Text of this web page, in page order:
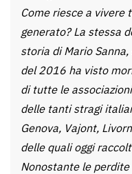
Come riesce a vivere
generato? La stessa
storia di Mario
del 2016 ha visto
di tutte le
delle tanti stragi
Genova, Vajont,
delle quali oggi
Nonostante le